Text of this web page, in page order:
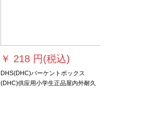
￥ 218 円(税込)
DHS(DHC)バーケントボックス
(DHC)供应用小学生正品屋内外耐久